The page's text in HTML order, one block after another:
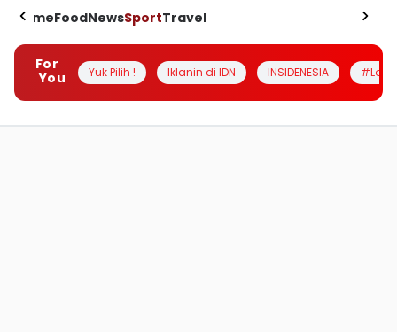
HomeFoodNewsSportTravel
For
You
Yuk Pilih ! Iklanin di IDN INSIDENESIA